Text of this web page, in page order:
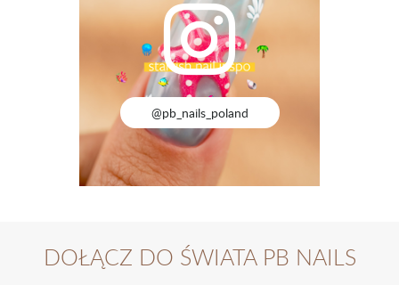
@pb_nails_poland
DOŁĄCZ DO ŚWIATA PB NAILS